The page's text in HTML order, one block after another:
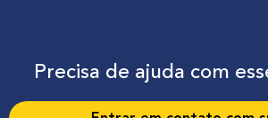
Precisa de ajuda com